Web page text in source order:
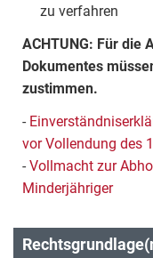
zu verfahren
ACHTUNG: Für die
Dokumentes
zustimmen.
-
vor Vollendung des
- Vollmacht zur
Minderjähriger